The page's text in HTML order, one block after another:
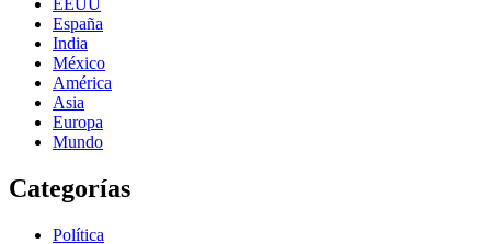
EEUU
España
India
México
América
Asia
Europa
Mundo
Categorías
Política